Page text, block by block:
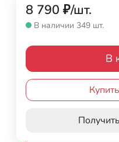
8 790 ₽/шт.
В наличии 349 шт.
В